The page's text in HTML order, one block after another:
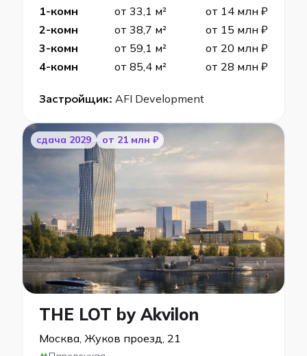
1-комн
от 33,1 м²
от 14 млн ₽
2-комн
от 38,7 м²
от 15 млн ₽
3-комн
от 59,1 м²
от 20 млн ₽
4-комн
от 85,4 м² от 28 млн ₽
Застройщик: AFI Development
cдача 2029 от 21 млн ₽
THE LOT by Akvilon
Москва, Жуков проезд, 21